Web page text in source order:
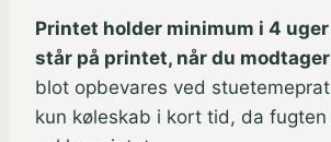
Printet holder minimum i 4
står på printet, når du
blot opbevares ved
kun køleskab i kort tid, da fugten